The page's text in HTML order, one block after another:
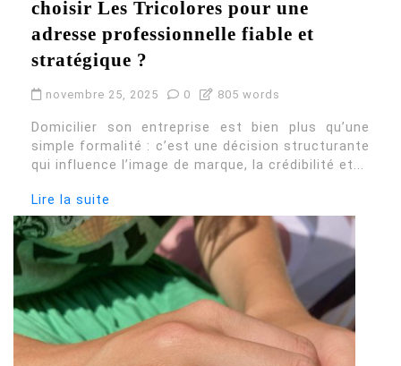
choisir Les Tricolores pour une
adresse professionnelle fiable et
stratégique ?
novembre 25, 2025 0 805 words
Domicilier son entreprise est bien plus qu’une
simple formalité : c’est une décision structurante
qui influence l’image de marque, la crédibilité et...
Lire la suite